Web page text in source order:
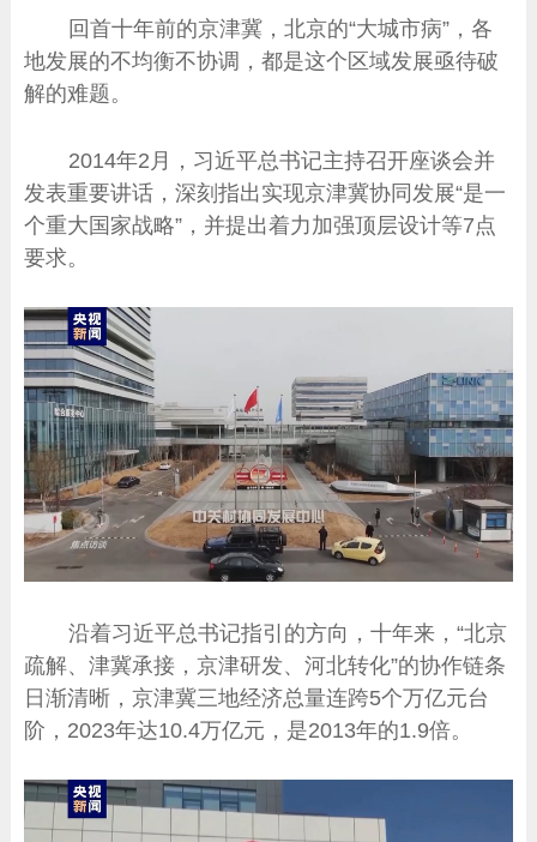
回首十年前的京津冀，北京的“大城市病”，各
地发展的不均衡不协调，都是这个区域发展亟待破
解的难题。
2014年2月，习近平总书记主持召开座谈会并
发表重要讲话，深刻指出实现京津冀协同发展“是一
个重大国家战略”，并提出着力加强顶层设计等7点
要求。
沿着习近平总书记指引的方向，十年来，“北京
疏解、津冀承接，京津研发、河北转化”的协作链条
日渐清晰，京津冀三地经济总量连跨5个万亿元台
阶，2023年达10.4万亿元，是2013年的1.9倍。